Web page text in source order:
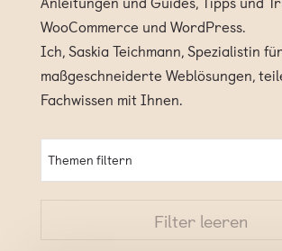
WooCommerce und WordPress.
Ich, Saskia Teichmann, Spezialistin
maßgeschneiderte Weblösungen,
Fachwissen mit Ihnen.
Themen filtern
Filter leeren